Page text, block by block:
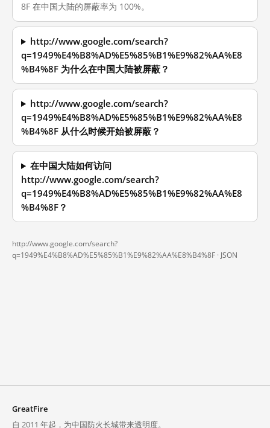
8F 在中国大陆的屏蔽率为 100%。
http://www.google.com/search?
q=1949%E4%B8%AD%E5%85%B1%E9%82%AA%E8
%B4%8F 为什么在中国大陆被屏蔽？
http://www.google.com/search?
q=1949%E4%B8%AD%E5%85%B1%E9%82%AA%E8
%B4%8F 从什么时候开始被屏蔽？
在中国大陆如何访问
http://www.google.com/search?
q=1949%E4%B8%AD%E5%85%B1%E9%82%AA%E8
%B4%8F？
http://www.google.com/search?
q=1949%E4%B8%AD%E5%85%B1%E9%82%AA%E8%B4%8F · JSON
GreatFire
自 2011 年起，为中国防火长城带来透明度。